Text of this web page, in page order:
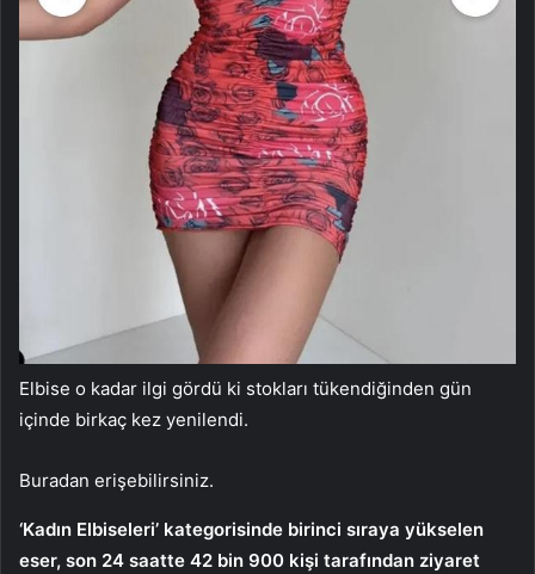
Elbise o kadar ilgi gördü ki stokları tükendiğinden gün
içinde birkaç kez yenilendi.
Buradan erişebilirsiniz.
‘Kadın Elbiseleri’ kategorisinde birinci sıraya yükselen
eser, son 24 saatte 42 bin 900 kişi tarafından ziyaret